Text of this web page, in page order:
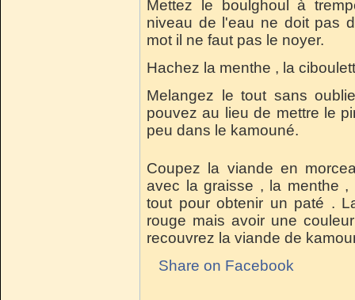
Mettez le boulghoul à
niveau de l'eau ne doit pas
mot il ne faut pas le noyer.
Hachez la menthe , la
Melangez le tout sans
pouvez au lieu de mettre le
peu dans le kamouné.
Coupez la viande en
avec la graisse , la menthe
tout pour obtenir un paté .
rouge mais avoir une
recouvrez la viande de
Share on Facebook